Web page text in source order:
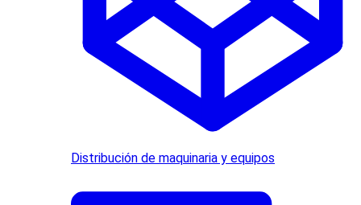
Distribución de maquinaria y equipos